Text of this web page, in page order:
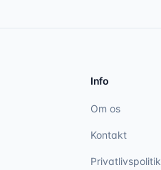
Info
Om os
Kontakt
Privatlivspolitik